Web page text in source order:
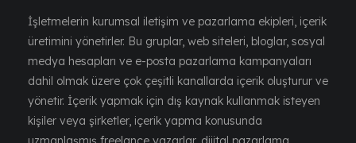
İşletmelerin kurumsal iletişim ve pazarlama ekipleri, içerik
üretimini yönetirler. Bu gruplar, web siteleri, bloglar, sosyal
medya hesapları ve e-posta pazarlama kampanyaları
dahil olmak üzere çok çeşitli kanallarda içerik oluşturur ve
yönetir. İçerik yapmak için dış kaynak kullanmak isteyen
kişiler veya şirketler, içerik yapma konusunda